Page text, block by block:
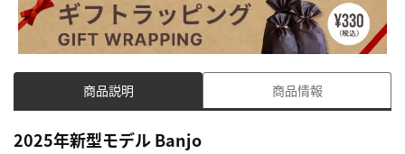
商品説明 商品情報
2025年新型モデル Banjo